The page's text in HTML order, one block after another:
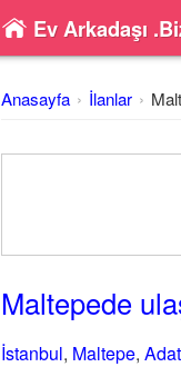
Ev Arkadaşı
Anasayfa İlanlar
Maltepede
İstanbul, Maltepe,